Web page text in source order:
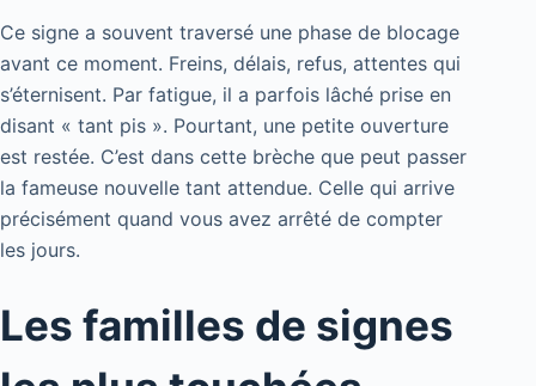
Ce signe a souvent traversé une phase de blocage
avant ce moment. Freins, délais, refus, attentes qui
s’éternisent. Par fatigue, il a parfois lâché prise en
disant « tant pis ». Pourtant, une petite ouverture
est restée. C’est dans cette brèche que peut passer
la fameuse nouvelle tant attendue. Celle qui arrive
précisément quand vous avez arrêté de compter
les jours.
Les familles de signes